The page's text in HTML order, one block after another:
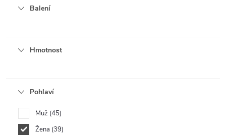
Balení
Hmotnost
Pohlaví
Muž 45
Žena 39